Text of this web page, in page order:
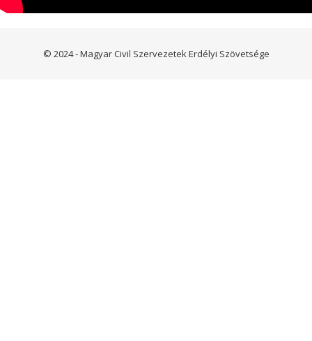
© 2024 - Magyar Civil Szervezetek Erdélyi Szövetsége